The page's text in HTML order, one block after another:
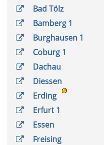
Bad Tölz
Bamberg 1
Burghausen 1
Coburg 1
Dachau
Diessen
Erding
Erfurt 1
Essen
Freising